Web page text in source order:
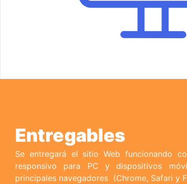
Entregables
Se entregará el sitio Web funcionando
responsivo para PC y dispositivos
principales navegadores (Chrome, Safari y